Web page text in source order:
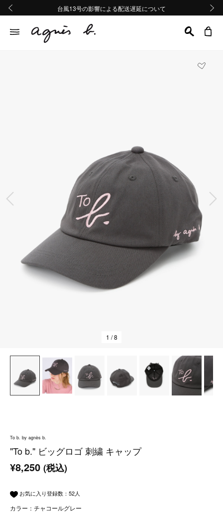
熊本地域地震の影響による配送遅延について
Summer Sale 2buy10%OFF!!
台風13号の影響による配送遅延について
熊本地域地震の影響による配送遅延について
Summer Sale 2buy10%OFF!!
前の画像
1 / 8
To b. by agnès b.
"To b." ビッグロゴ 刺繍 キャップ
¥8,250 (税込)
お気に入り登録数： 52人
カラー：チャコールグレー